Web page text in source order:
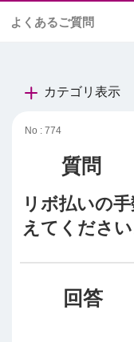
よくあるご質問
カテゴリ表示
No : 774
リボ払いの
えてください